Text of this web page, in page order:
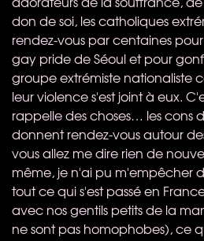
don de soi, les catholiques
rendez-vous par centaines
gay pride de Séoul et pour
groupe extrémiste nationaliste
leur violence s'est joint à eux.
rappelle des choses… les cons
donnent rendez-vous autour
vous allez me dire rien de
même, je n'ai pu m'empêcher
tout ce qui s'est passé en
avec nos gentils petits de la
ne sont pas homophobes), ce